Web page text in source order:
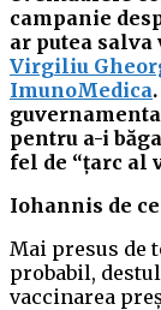
campanie
ar putea salva
Virgiliu
ImunoMedica
pentru a-i
fel de “țarc al
Iohannis de
Mai presus de
probabil,
vaccinarea